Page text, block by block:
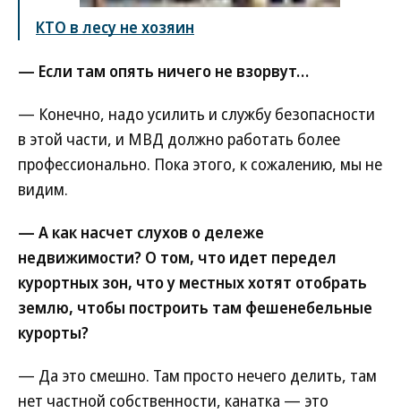
КТО в лесу не хозяин
— Если там опять ничего не взорвут…
— Конечно, надо усилить и службу безопасности
в этой части, и МВД должно работать более
профессионально. Пока этого, к сожалению, мы не
видим.
— А как насчет слухов о дележе
недвижимости? О том, что идет передел
курортных зон, что у местных хотят отобрать
землю, чтобы построить там фешенебельные
курорты?
— Да это смешно. Там просто нечего делить, там
нет частной собственности, канатка — это